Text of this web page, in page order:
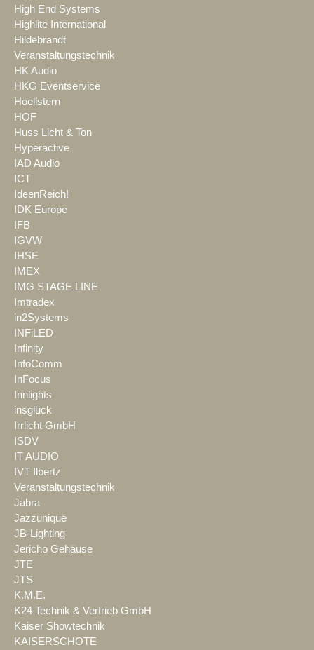
High End Systems
Highlite International
Hildebrandt
Veranstaltungstechnik
HK Audio
HKG Eventservice
Hoellstern
HOF
Huss Licht & Ton
Hyperactive
IAD Audio
ICT
IdeenReich!
IDK Europe
IFB
IGVW
IHSE
IMEX
IMG STAGE LINE
Imtradex
in2Systems
INFiLED
Infinity
InfoComm
InFocus
Innlights
insglück
Irrlicht GmbH
ISDV
IT AUDIO
IVT Ilbertz
Veranstaltungstechnik
Jabra
Jazzunique
JB-Lighting
Jericho Gehäuse
JTE
JTS
K.M.E.
K24 Technik & Vertrieb GmbH
Kaiser Showtechnik
KAISERSCHOTE